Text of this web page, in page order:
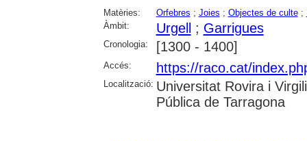
Matèries: Orfebres ; Joies ; Objectes de culte;
Àmbit:
Urgell ; Garrigues
Cronologia: [1300 - 1400]
Accés: https://raco.cat/
Localització: Universitat Rovira i
Pública de Tarragona